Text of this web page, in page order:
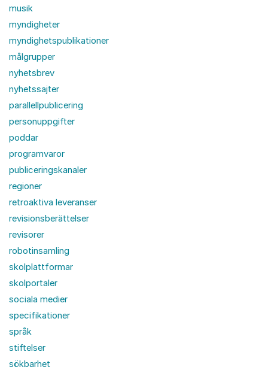
musik
myndigheter
myndighetspublikationer
målgrupper
nyhetsbrev
nyhetssajter
parallellpublicering
personuppgifter
poddar
programvaror
publiceringskanaler
regioner
retroaktiva leveranser
revisionsberättelser
revisorer
robotinsamling
skolplattformar
skolportaler
sociala medier
specifikationer
språk
stiftelser
sökbarhet